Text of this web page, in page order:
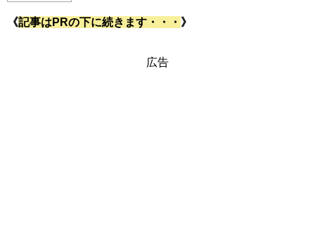
《記事はPRの下に続きます・・・ 》
広告